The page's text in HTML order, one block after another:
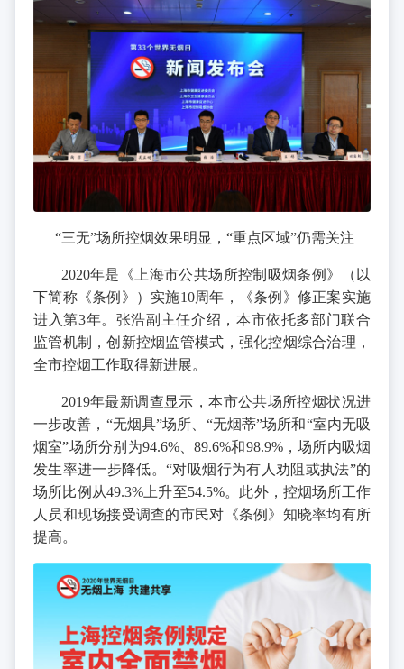
“三无”场所控烟效果明显，“重点区域”仍需关注
2020年是《上海市公共场所控制吸烟条例》（以
下简称《条例》）实施10周年，《条例》修正案实施
进入第3年。张浩副主任介绍，本市依托多部门联合
监管机制，创新控烟监管模式，强化控烟综合治理，
全市控烟工作取得新进展。
2019年最新调查显示，本市公共场所控烟状况进
一步改善，“无烟具”场所、“无烟蒂”场所和“室内无吸
烟室”场所分别为94.6%、89.6%和98.9%，场所内吸烟
发生率进一步降低。“对吸烟行为有人劝阻或执法”的
场所比例从49.3%上升至54.5%。此外，控烟场所工作
人员和现场接受调查的市民对《条例》知晓率均有所
提高。